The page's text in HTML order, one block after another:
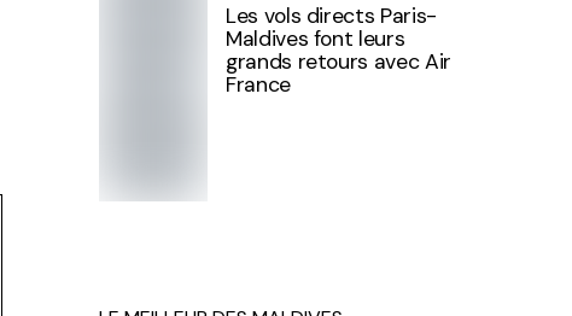
Les vols directs Paris-
Maldives font leurs
grands retours avec Air
France